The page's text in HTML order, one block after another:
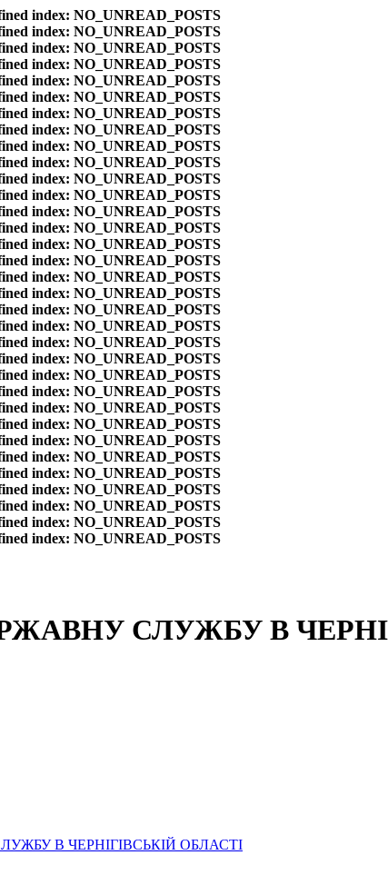
index: NO_UNREAD_POSTS
index: NO_UNREAD_POSTS
index: NO_UNREAD_POSTS
index: NO_UNREAD_POSTS
index: NO_UNREAD_POSTS
index: NO_UNREAD_POSTS
index: NO_UNREAD_POSTS
index: NO_UNREAD_POSTS
index: NO_UNREAD_POSTS
index: NO_UNREAD_POSTS
index: NO_UNREAD_POSTS
index: NO_UNREAD_POSTS
index: NO_UNREAD_POSTS
index: NO_UNREAD_POSTS
index: NO_UNREAD_POSTS
index: NO_UNREAD_POSTS
index: NO_UNREAD_POSTS
index: NO_UNREAD_POSTS
index: NO_UNREAD_POSTS
index: NO_UNREAD_POSTS
index: NO_UNREAD_POSTS
index: NO_UNREAD_POSTS
index: NO_UNREAD_POSTS
index: NO_UNREAD_POSTS
index: NO_UNREAD_POSTS
index: NO_UNREAD_POSTS
index: NO_UNREAD_POSTS
index: NO_UNREAD_POSTS
index: NO_UNREAD_POSTS
index: NO_UNREAD_POSTS
index: NO_UNREAD_POSTS
index: NO_UNREAD_POSTS
index: NO_UNREAD_POSTS
СЛУЖБУ В
В ЧЕРНІГІВСЬКІЙ ОБЛАСТІ